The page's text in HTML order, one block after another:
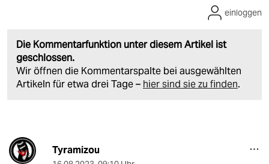
Die Kommentarfunktion unter diesem Artikel ist
geschlossen.
Wir öffnen die Kommentarspalte bei ausgewählten
Artikeln für etwa drei Tage – hier sind sie zu finden.
einloggen
Tyramizou